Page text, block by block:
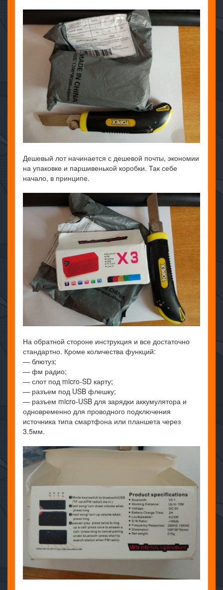
Дешевый лот начинается с дешевой почты, экономии
на упаковке и паршивенькой коробки. Так себе
начало, в принципе.
На обратной стороне инструкция и все достаточно
стандартно. Кроме количества функций:
— блютуз;
— фм радио;
— слот под micro-SD карту;
— разъем под USB флешку;
— разъем micro-USB для зарядки аккумулятора и
одновременно для проводного подключения
источника типа смартфона или планшета через
3.5мм.